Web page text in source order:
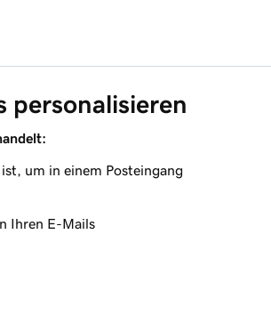
Leistung
personalisieren
um in einem Posteingang
Ihren E-Mails